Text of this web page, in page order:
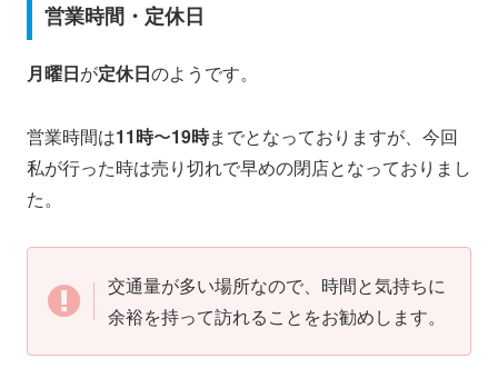
営業時間・定休日
月曜日が定休日のようです。
営業時間は11時〜19時までとなっておりますが、今回
私が行った時は売り切れで早めの閉店となっておりまし
た。
交通量が多い場所なので、時間と気持ちに
余裕を持って訪れることをお勧めします。